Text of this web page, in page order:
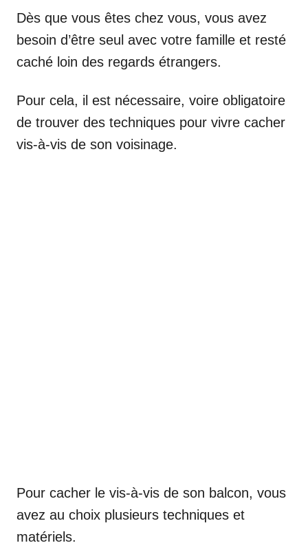
Dès que vous êtes chez vous, vous avez
besoin d’être seul avec votre famille et resté
caché loin des regards étrangers.
Pour cela, il est nécessaire, voire obligatoire
de trouver des techniques pour vivre cacher
vis-à-vis de son voisinage.
Pour cacher le vis-à-vis de son balcon, vous
avez au choix plusieurs techniques et
matériels.